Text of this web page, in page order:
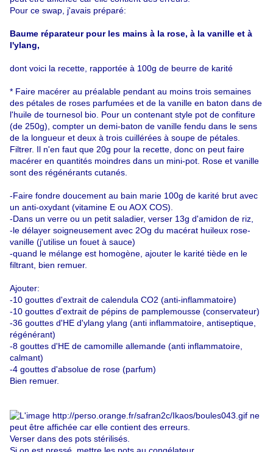
Pour ce swap, j'avais préparé:
Baume réparateur pour les mains à la rose, à la vanille et à
l'ylang,
dont voici la recette, rapportée à 100g de beurre de karité
* Faire macérer au préalable pendant au moins trois semaines
des pétales de roses parfumées et de la vanille en baton dans de
l'huile de tournesol bio. Pour un contenant style pot de confiture
(de 250g), compter un demi-baton de vanille fendu dans le sens
de la longueur et deux à trois cuillérées à soupe de pétales.
Filtrer. Il n'en faut que 20g pour la recette, donc on peut faire
macérer en quantités moindres dans un mini-pot. Rose et vanille
sont des régénérants cutanés.
-Faire fondre doucement au bain marie 100g de karité brut avec
un anti-oxydant (vitamine E ou AOX COS).
-Dans un verre ou un petit saladier, verser 13g d'amidon de riz,
-le délayer soigneusement avec 2Og du macérat huileux rose-
vanille (j'utilise un fouet à sauce)
-quand le mélange est homogène, ajouter le karité tiède en le
filtrant, bien remuer.
Ajouter:
-10 gouttes d'extrait de calendula CO2 (anti-inflammatoire)
-10 gouttes d'extrait de pépins de pamplemousse (conservateur)
-36 gouttes d'HE d'ylang ylang (anti inflammatoire, antiseptique,
régénérant)
-8 gouttes d'HE de camomille allemande (anti inflammatoire,
calmant)
-4 gouttes d'absolue de rose (parfum)
Bien remuer.
Verser dans des pots stérilisés.